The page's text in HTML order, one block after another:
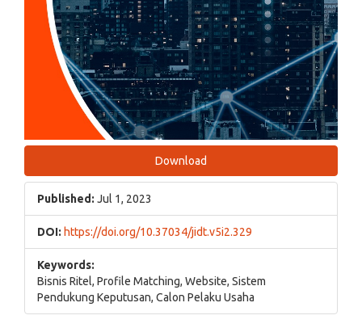
Download
Published: Jul 1, 2023
DOI: https://doi.org/10.37034/jidt.v5i2.329
Keywords:
Bisnis Ritel, Profile Matching, Website, Sistem
Pendukung Keputusan, Calon Pelaku Usaha